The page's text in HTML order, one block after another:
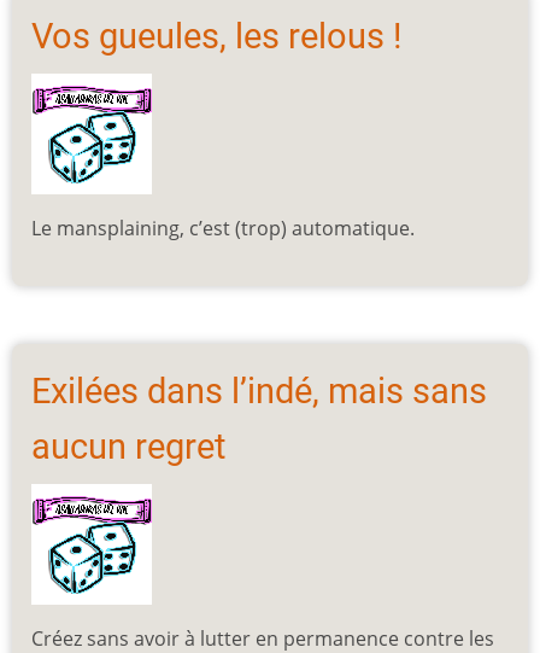
Vos gueules, les relous !
Le mansplaining, c’est (trop) automatique.
Exilées dans l’indé, mais sans
aucun regret
Créez sans avoir à lutter en permanence contre les